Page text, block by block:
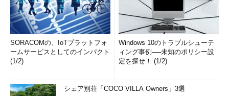
SORACOMの、IoTプラットフォ
ームサービスとしてのインパクト
(1/2)
Windows 10のトラブルシューテ
ィング事例──未知のポリシー設
定を探せ！ (1/2)
シェア別荘「COCO VILLA Owners」3選